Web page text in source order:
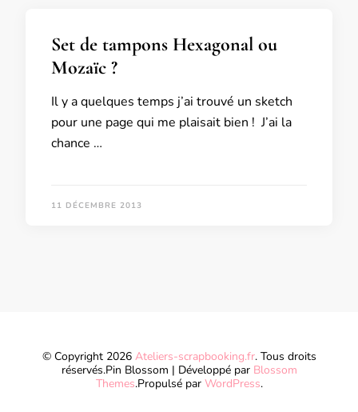
Set de tampons Hexagonal ou
Mozaïc ?
Il y a quelques temps j’ai trouvé un sketch
pour une page qui me plaisait bien ! J’ai la
chance …
11 DÉCEMBRE 2013
© Copyright 2026 Ateliers-scrapbooking.fr. Tous droits
réservés.Pin Blossom | Développé par Blossom
Themes.Propulsé par WordPress.